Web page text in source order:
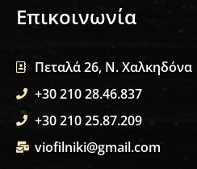
Επικοινωνία
Πεταλά 26, Ν. Χαλκηδόνα
+30 210 28.46.837
+30 210 25.87.209
viofilniki@gmail.com